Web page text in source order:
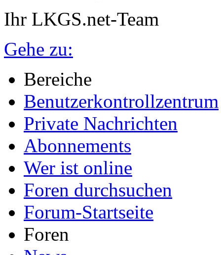
Ihr LKGS.net-Team
Gehe zu:
Bereiche
Benutzerkontrollzentrum
Private Nachrichten
Abonnements
Wer ist online
Foren durchsuchen
Forum-Startseite
Foren